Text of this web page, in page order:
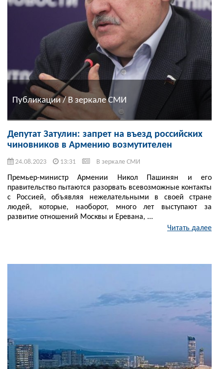
Публикации / В зеркале СМИ
Депутат Затулин: запрет на въезд российских
чиновников в Армению возмутителен
24.08.2023 13:31 В зеркале СМИ
Премьер-министр Армении Никол Пашинян и его
правительство пытаются разорвать всевозможные контакты
с Россией, объявляя нежелательными в своей стране
людей, которые, наоборот, много лет выступают за
развитие отношений Москвы и Еревана, ...
Читать далее